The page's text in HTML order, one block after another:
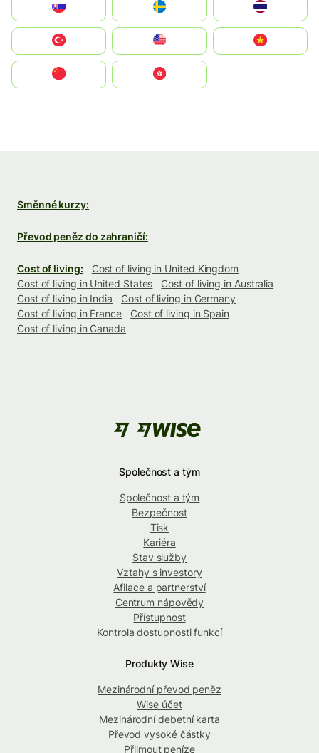
United States
中國香港特別行政區
Směnné kurzy:
Převod peněz do zahraničí:
Cost of living:
Cost of living in United Kingdom
Cost of living in United States
Cost of living in Australia
Cost of living in India
Cost of living in Germany
Cost of living in France
Cost of living in Spain
Cost of living in Canada
Společnost a tým
Společnost a tým
Bezpečnost
Tisk
Kariéra
Stav služby
Vztahy s investory
Afilace a partnerství
Centrum nápovědy
Přístupnost
Kontrola dostupnosti funkcí
Produkty Wise
Mezinárodní převod peněz
Wise účet
Mezinárodní debetní karta
Převod vysoké částky
Přijmout peníze